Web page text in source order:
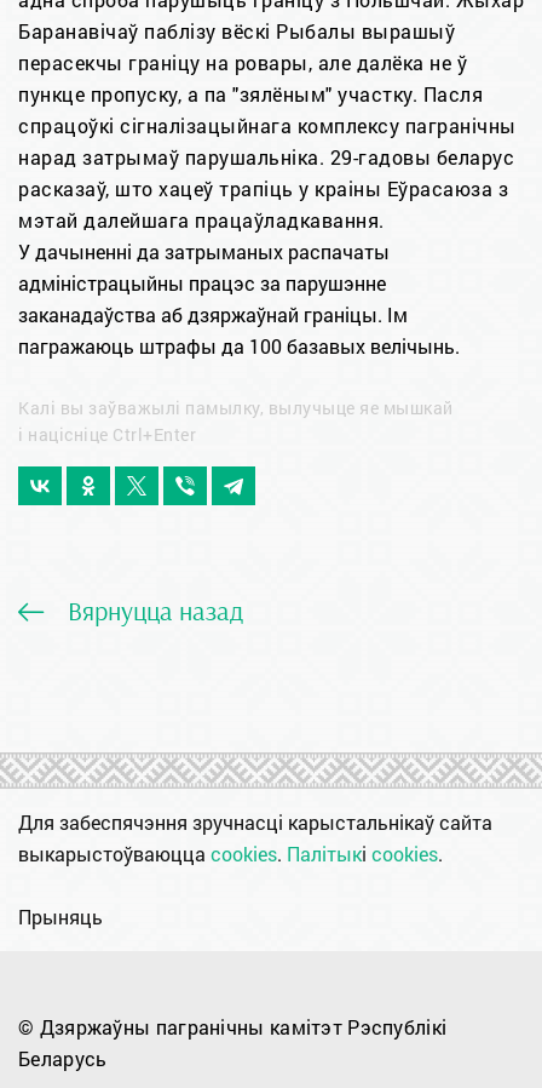
Баранавічаў паблізу вёскі Рыбалы вырашыў
перасекчы граніцу на ровары, але далёка не ў
пункце пропуску, а па "зялёным" участку. Пасля
спрацоўкі сігналізацыйнага комплексу пагранічны
нарад затрымаў парушальніка. 29-гадовы беларус
расказаў, што хацеў трапіць у краіны Еўрасаюза з
мэтай далейшага працаўладкавання.
У дачыненні да затрыманых распачаты
адміністрацыйны працэс за парушэнне
заканадаўства аб дзяржаўнай граніцы. Ім
пагражаюць штрафы да 100 базавых велічынь.
Калі вы заўважылі памылку, вылучыце яе мышкай
і націсніце Ctrl+Enter
Вярнуцца назад
Для забеспячэння зручнасці карыстальнікаў сайта
выкарыстоўваюцца cookies. Палітыкі cookies.
Прыняць
© Дзяржаўны пагранічны камітэт Рэспублікі
Беларусь